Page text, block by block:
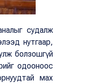
судалж
нутгаар,
болзошгүй
одооноос
мах